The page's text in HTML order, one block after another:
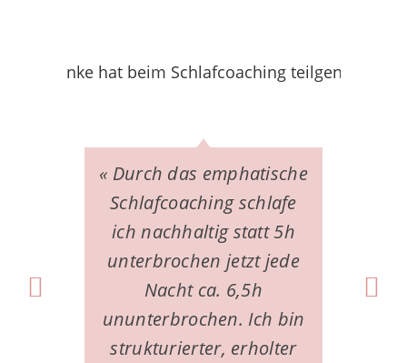
« Durch das emphatische
Schlafcoaching schlafe
ich nachhaltig statt 5h
unterbrochen jetzt jede
Nacht ca. 6,5h
ununterbrochen. Ich bin
strukturierter, erholter